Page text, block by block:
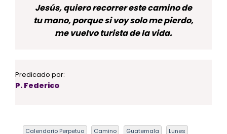
Jesús, quiero recorrer este camino de
tu mano, porque si voy solo me pierdo,
me vuelvo turista de la vida.
Predicado por:
P. Federico
Calendario Perpetuo Camino Guatemala Lunes